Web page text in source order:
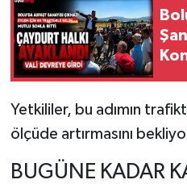
Yetkililer, bu adımın
ölçüde artırmasını
BUGÜNE KADAR